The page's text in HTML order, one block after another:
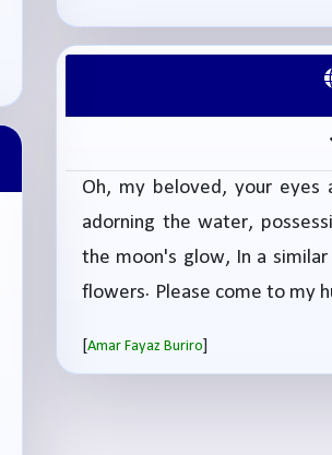
Oh, my beloved, your eyes
adorning the water,
the moon's glow, In a
flowers. Please come to my
[Amar Fayaz Buriro